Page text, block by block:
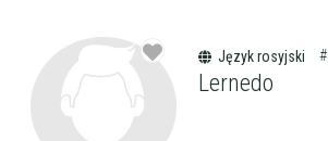
Język rosyjski
Lernedo